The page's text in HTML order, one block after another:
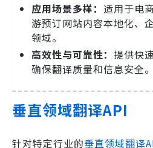
应用场景多样： 适用于电
游预订网站内容本地化、
领域。
高效性与可靠性： 提供快
确保翻译质量和信息安全。
垂直领域翻译API
针对特定行业的垂直领域翻译